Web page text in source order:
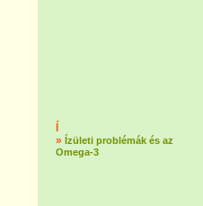
» Ízületi problémák és az
Omega-3